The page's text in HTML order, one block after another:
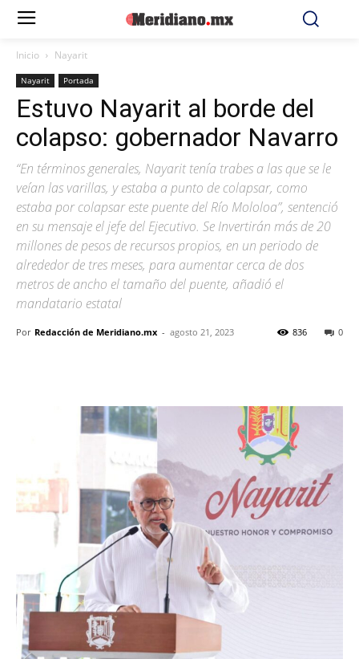
Inicio Nayarit
Nayarit Portada
Estuvo Nayarit al borde del
colapso: gobernador Navarro
“En términos generales, Nayarit tenía trabes a las que se le
veían las varillas, y estaba a punto de colapsar, como
estaba por colapsar este puente del Río Mololoa”, sentenció
en su mensaje el jefe del Ejecutivo. Se Invertirán más de 20
millones de pesos de recursos propios, en un periodo de
alrededor de tres meses, para aumentar cerca de dos
metros de ancho el tamaño del puente, añadió el
mandatario estatal
Por Redacción de Meridiano.mx - agosto 21, 2023 0
836